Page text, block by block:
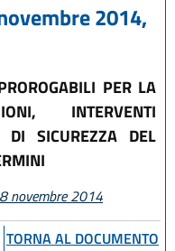
2014,
PER LA
INTERVENTI
DI SICUREZZA DEL
novembre 2014
TORNA AL DOCUMENTO